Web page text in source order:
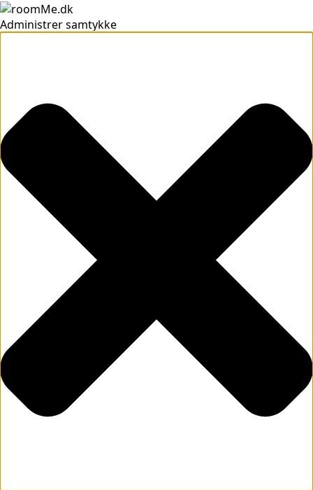
Administrer samtykke